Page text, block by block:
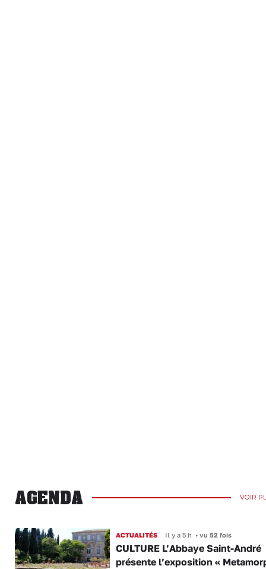
AGENDA VOIR
ACTUALITÉS Il y a 5 h •vu 52 fois
CULTURE L’Abbaye Saint-André
présente l’exposition «